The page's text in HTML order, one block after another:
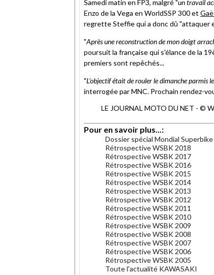
Samedi matin en FP3, malgré "un travail
Enzo de la Vega en WorldSSP 300 et
regrette Steffie qui a donc dû "attaquer
"Après une reconstruction de mon doigt
poursuit la française qui s'élance de la
premiers sont repêchés...
"L'objectif était de rouler le dimanche parmis
interrogée par MNC. Prochain rendez-
LE JOURNAL MOTO DU NET - ©
Pour en savoir plus...:
Dossier spécial Mondial
Rétrospective WSBK 2018
Rétrospective WSBK 2017
Rétrospective WSBK 2016
Rétrospective WSBK 2015
Rétrospective WSBK 2014
Rétrospective WSBK 2013
Rétrospective WSBK 2012
Rétrospective WSBK 2011
Rétrospective WSBK 2010
Rétrospective WSBK 2009
Rétrospective WSBK 2008
Rétrospective WSBK 2007
Rétrospective WSBK 2006
Rétrospective WSBK 2005
Toute l'actualité KAWASAKI